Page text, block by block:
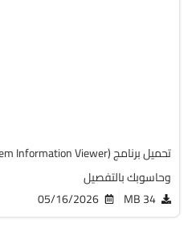
وحاسوبك بالتفصيل
34 MB
05/16/2026